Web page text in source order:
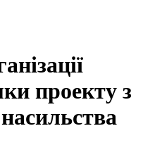
проекту з